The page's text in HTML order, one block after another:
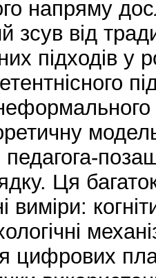
напряму
зсув від
підходів у
педагога-
Ця
виміри:
цифрових